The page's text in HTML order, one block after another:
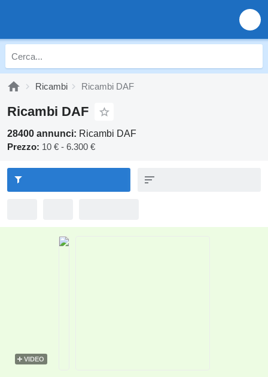
Ricambi Ricambi DAF
Ricambi DAF
28400 annunci: Ricambi DAF
Prezzo: 10 € - 6.300 €
VIDEO